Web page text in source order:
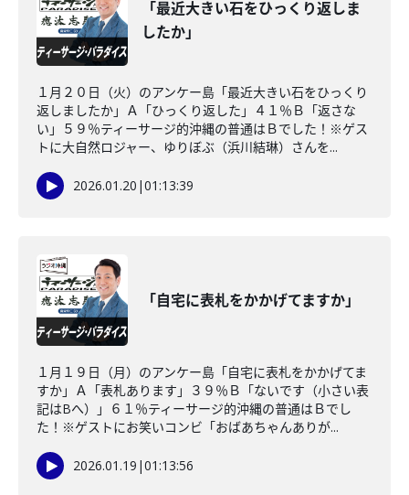
「最近大きい石をひっくり返しま
したか」
１月２０日（火）のアンケー島「最近大きい石をひっくり
返しましたか」Ａ「ひっくり返した」４１％Ｂ「返さな
い」５９％ティーサージ的沖縄の普通はＢでした！※ゲス
トに大自然ロジャー、ゆりぼぶ（浜川結琳）さんを...
2026.01.20 |01:13:39
「自宅に表札をかかげてますか」
１月１９日（月）のアンケー島「自宅に表札をかかげてま
すか」Ａ「表札あります」３９％Ｂ「ないです（小さい表
記はBへ）」６１％ティーサージ的沖縄の普通はＢでし
た！※ゲストにお笑いコンビ「おばあちゃんありが...
2026.01.19 |01:13:56